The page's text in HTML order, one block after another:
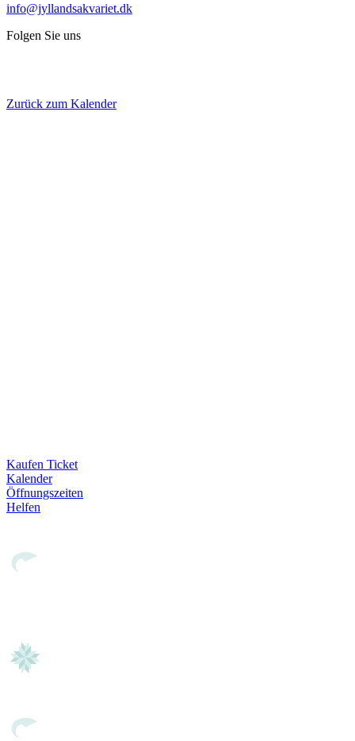
info@jyllandsakvariet.dk
Folgen Sie uns
Zurück zum Kalender
Kaufen Ticket
Kalender
Öffnungszeiten
Helfen